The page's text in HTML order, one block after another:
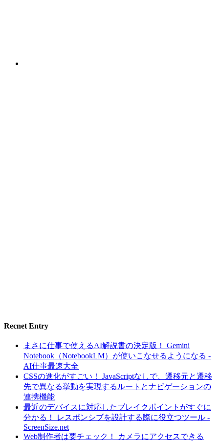
Recnet Entry
まさに仕事で使えるAI解説書の決定版！ Gemini
Notebook（NotebookLM）が使いこなせるようになる -
AI仕事最速大全
CSSの進化がすごい！ JavaScriptなしで、遷移元と遷移
先で異なる挙動を実現するルートとナビゲーションの
連携機能
最近のデバイスに対応したブレイクポイントがすぐに
分かる！ レスポンシブを設計する際に役立つツール -
ScreenSize.net
Web制作者は要チェック！ カメラにアクセスできる